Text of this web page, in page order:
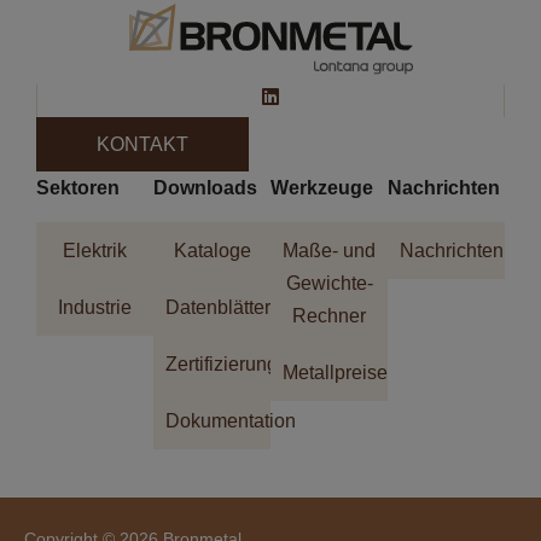
KONTAKT
Sektoren
Elektrik
Industrie
Downloads
Kataloge
Datenblätter
Zertifizierungen
Dokumentation
Werkzeuge
Maße- und
Gewichte-
Rechner
Metallpreise
Nachrichten
Nachrichten